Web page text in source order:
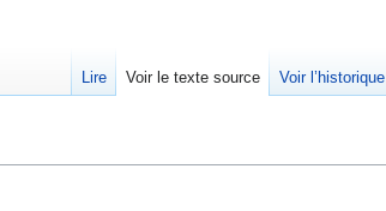
Lire Voir le texte source Voir l’historique